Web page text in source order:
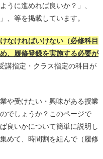
うに進めれば良いか？」、
、等を掲載しています。
なければいけない（必修科目
、履修登録を実施する必要が
講指定・クラス指定の科目が
や受けたい・興味がある授業
でしょうか？このページで
良いかについて簡単に説明し
めて、時間割を組んで（履修